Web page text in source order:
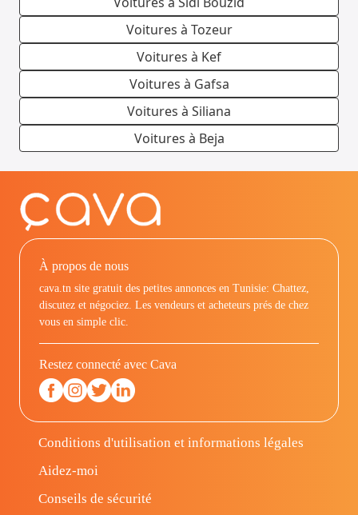
Voitures à Tozeur
Voitures à Kef
Voitures à Gafsa
Voitures à Siliana
Voitures à Beja
À propos de nous
cava.tn site gratuit des petites annonces en Tunisie: Chattez,
discutez et négociez. Les vendeurs et acheteurs prés de chez
vous en simple clic.
Restez connecté avec Cava
Conditions d'utilisation et informations légales
Aidez-moi
Conseils de sécurité